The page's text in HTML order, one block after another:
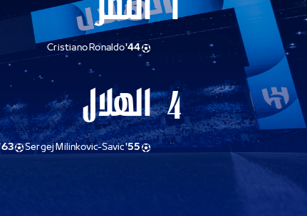
Cristiano Ronaldo 44'
الهلال
Sergej Milinkovic-Savic55'
63'
4